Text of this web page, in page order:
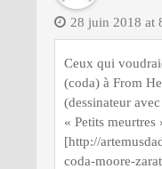
28 juin 2018 at
Ceux qui
(coda) à From
(dessinateur
« Petits
[http://
coda-moore-